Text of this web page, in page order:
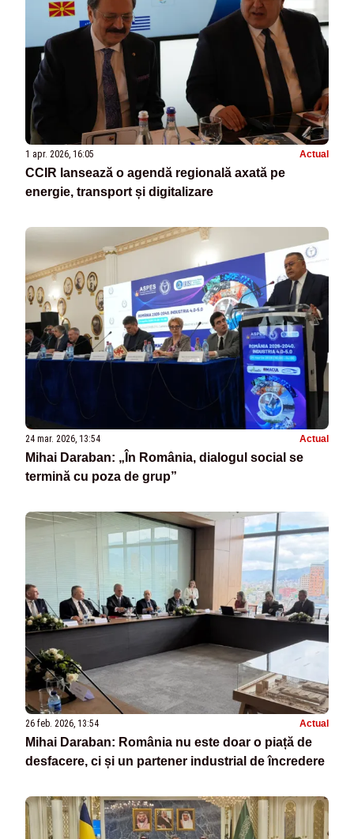
1 apr. 2026, 16:05 Actual
CCIR lansează o agendă regională axată pe
energie, transport și digitalizare
24 mar. 2026, 13:54 Actual
Mihai Daraban: „În România, dialogul social se
termină cu poza de grup”
26 feb. 2026, 13:54 Actual
Mihai Daraban: România nu este doar o piață de
desfacere, ci și un partener industrial de încredere